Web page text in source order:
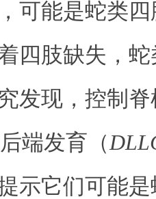
可能是蛇类
四肢缺失，
发现，控制
端发育（
示它们可能